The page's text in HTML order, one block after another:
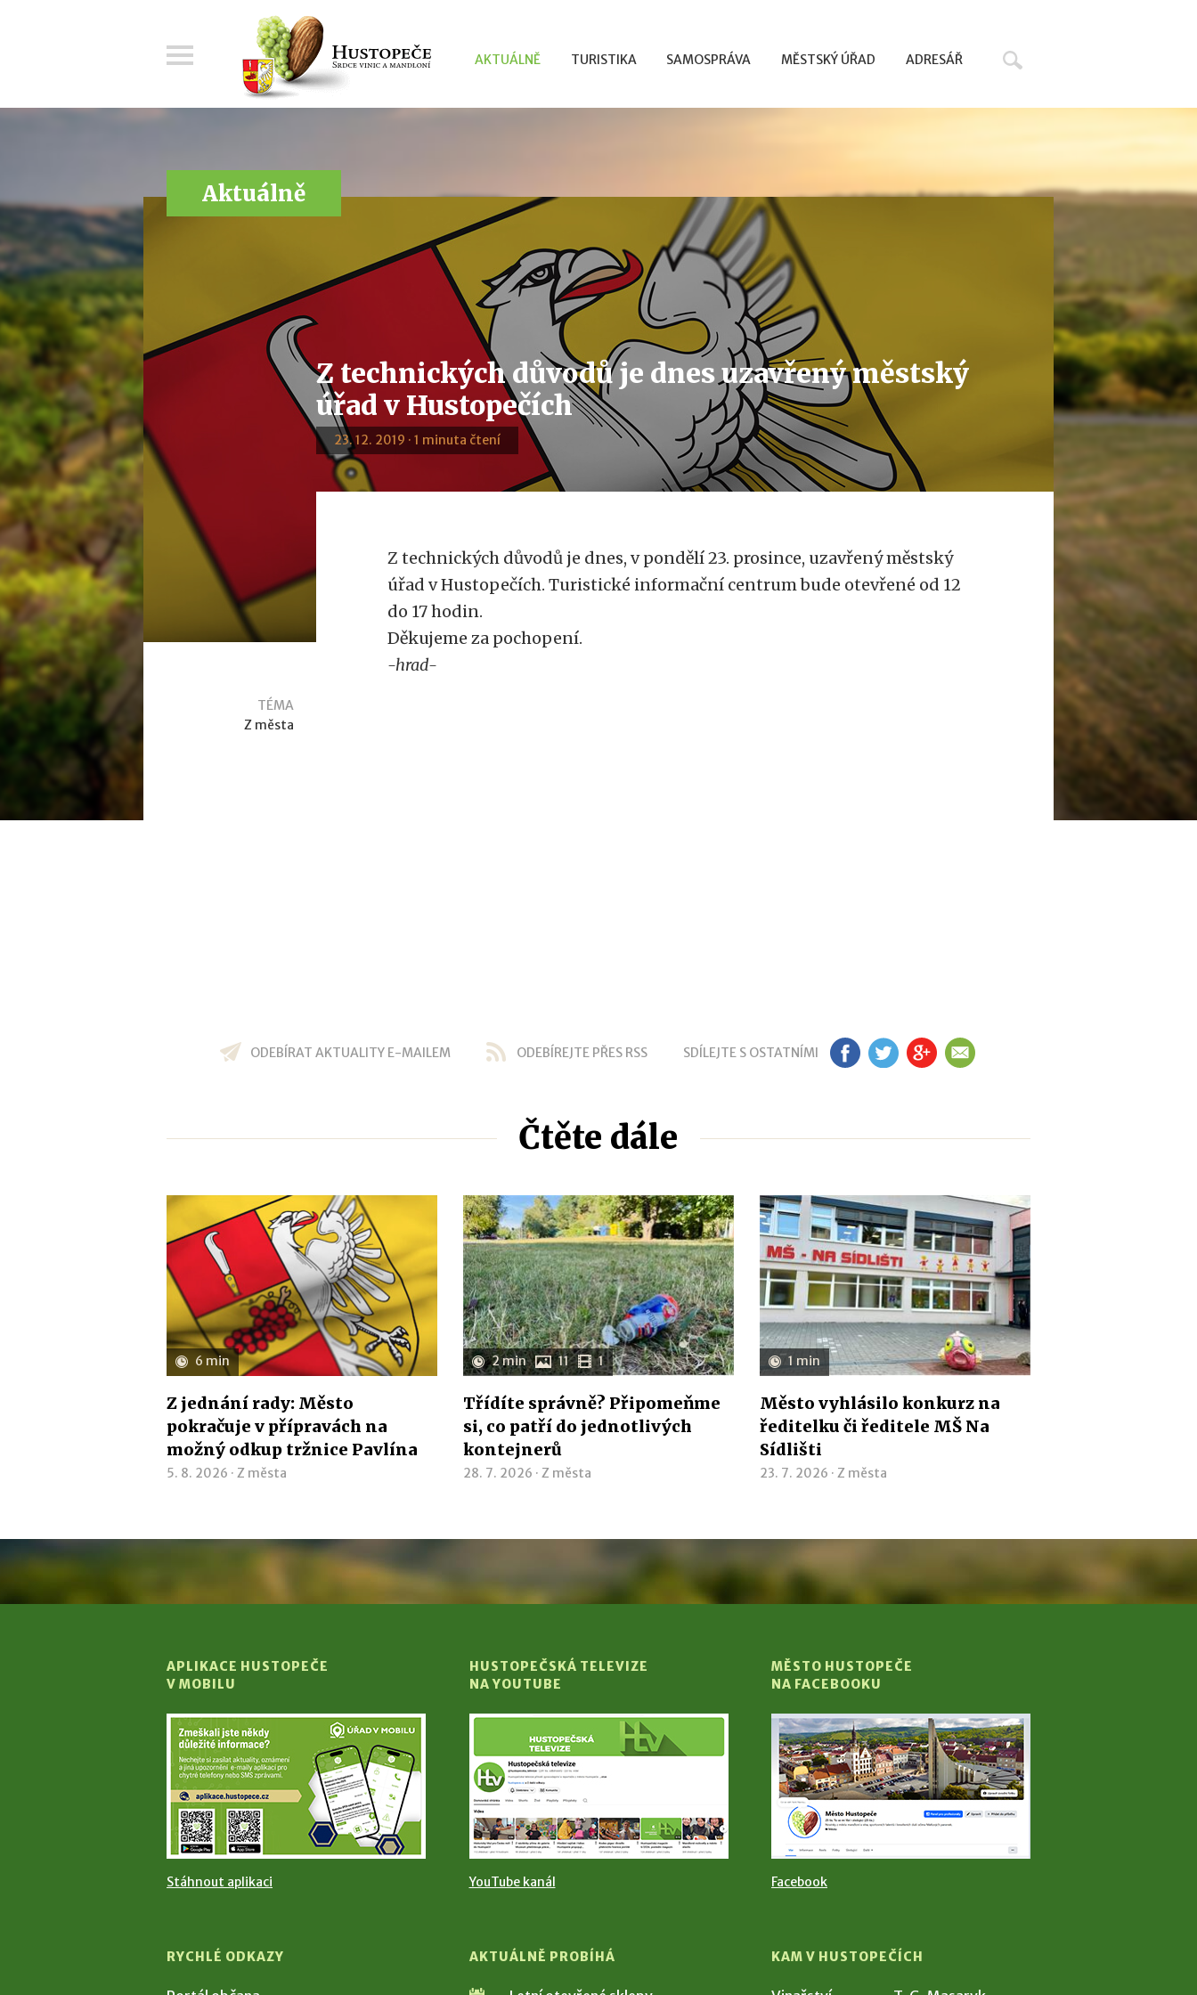
AKTUÁLNĚ TURISTIKA SAMOSPRÁVA MĚSTSKÝ ÚŘAD ADRESÁŘ
Aktuálně
Z technických důvodů je dnes uzavřený městský
úřad v Hustopečích
23. 12. 2019 · 1 minuta čtení
TÉMA
Z města
Z technických důvodů je dnes, v pondělí 23. prosince, uzavřený městský
úřad v Hustopečích. Turistické informační centrum bude otevřené od 12
do 17 hodin.
Děkujeme za pochopení.
-hrad-
ODEBÍRAT AKTUALITY E-MAILEM ODEBÍREJTE PŘES RSS SDÍLEJTE S OSTATNÍMI FB TW GP EM
Čtěte dále
6 min
Z jednání rady: Město
pokračuje v přípravách na
možný odkup tržnice Pavlína
5. 8. 2026 · Z města
2 min 11 1
Třídíte správně? Připomeňme
si, co patří do jednotlivých
kontejnerů
28. 7. 2026 ·Z města
1 min
Město vyhlásilo konkurz na
ředitelku či ředitele MŠ Na
Sídlišti
23. 7. 2026 ·Z města
APLIKACE HUSTOPEČE
V MOBILU
Stáhnout aplikaci
HUSTOPEČSKÁ TELEVIZE
NA YOUTUBE
YouTube kanál
MĚSTO HUSTOPEČE
NA FACEBOOKU
Facebook
RYCHLÉ ODKAZY AKTUÁLNĚ PROBÍHÁ KAM V HUSTOPEČÍCH